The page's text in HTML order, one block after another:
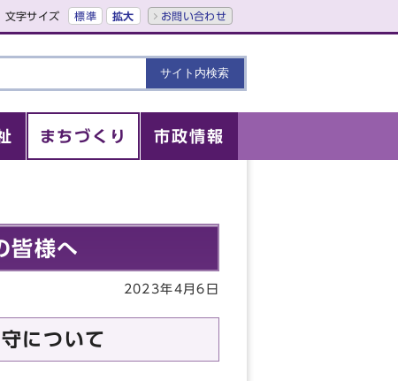
文字サイズ 標準 拡大 お問い合わせ
まちづくり 市政情報
皆様へ
2023年4月6日
について